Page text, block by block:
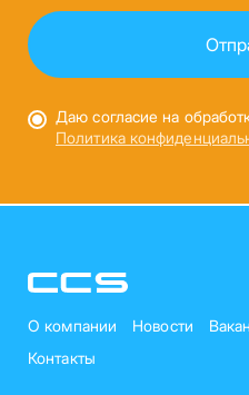
Даю согласие на
Политика
О компании Новости
Контакты